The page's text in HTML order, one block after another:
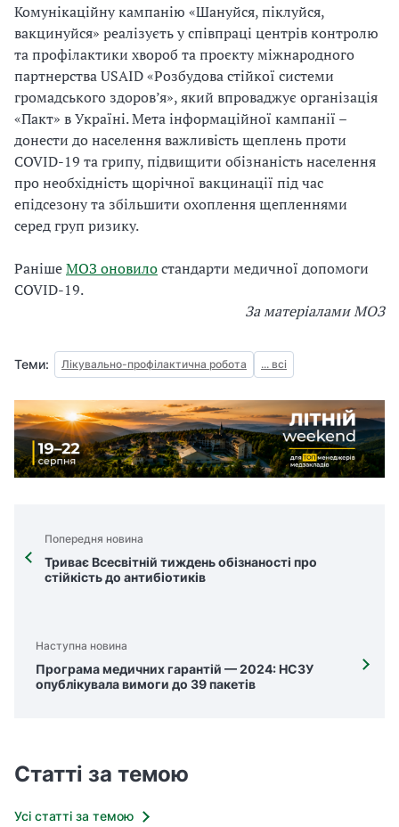
Комунікаційну кампанію «Шануйся, піклуйся,
вакцинуйся» реалізуєть у співпраці центрів контролю
та профілактики хвороб та проєкту міжнародного
партнерства USAID «Розбудова стійкої системи
громадського здоров’я», який впроваджує організація
«Пакт» в Україні. Мета інформаційної кампанії –
донести до населення важливість щеплень проти
COVID-19 та грипу, підвищити обізнаність населення
про необхідність щорічної вакцинації під час
епідсезону та збільшити охоплення щепленнями
серед груп ризику.
РанішеМОЗ оновилостандарти медичної допомоги
COVID-19.
За матеріалами МОЗ
Теми: Лікувально-профілактична робота ... всі
Попередня новина
Триває Всесвітній тиждень обізнаності про
стійкість до антибіотиків
Наступна новина
Програма медичних гарантій — 2024: НСЗУ
опублікувала вимоги до 39 пакетів
Статті за темою
Усі статті за темою